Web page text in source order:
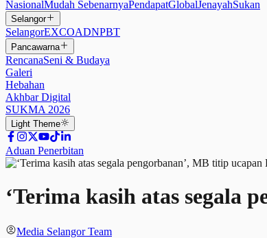
NasionalMudah SebenarnyaPendapatGlobalJenayahSukan
Selangor
SelangorEXCOADNPBT
Pancawarna
RencanaSeni & Budaya
Galeri
Hebahan
Akhbar Digital
SUKMA 2026
Light Theme
Aduan Penerbitan
‘Terima kasih atas segala
Media Selangor Team